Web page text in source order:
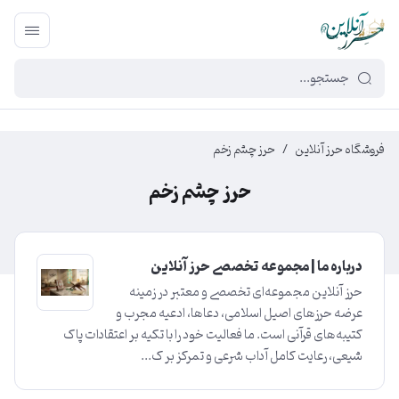
449f43cf-3da2-4422-bb12-2566cb5b8b05
فروشگاه حرز آنلاین / حرز چشم زخم
حرز چشم زخم
درباره ما | مجموعه تخصصی حرز آنلاین
حرز آنلاین مجموعه‌ای تخصصی و معتبر در زمینه
عرضه حرزهای اصیل اسلامی، دعاها، ادعیه مجرب و
کتیبه‌های قرآنی است. ما فعالیت خود را با تکیه بر اعتقادات پاک
شیعی، رعایت کامل آداب شرعی و تمرکز بر ک...